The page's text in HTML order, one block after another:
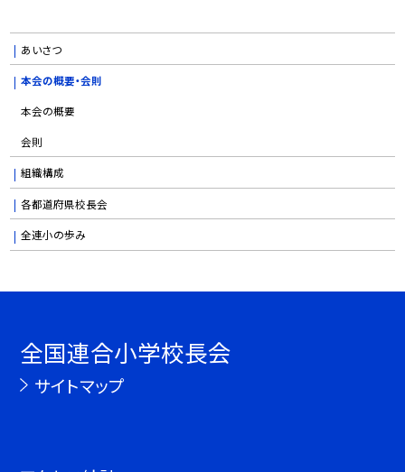
あいさつ
本会の概要・会則
本会の概要
会則
組織構成
各都道府県校長会
全連小の歩み
全国連合小学校長会
サイトマップ